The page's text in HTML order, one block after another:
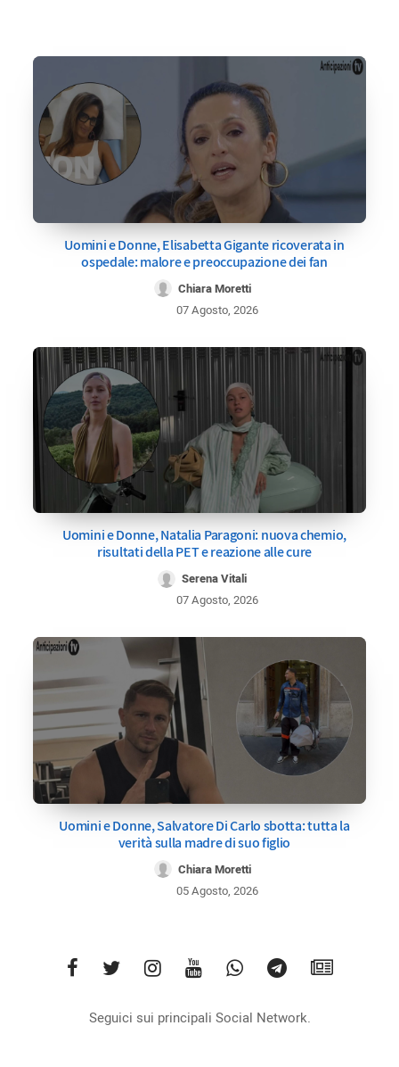
Uomini e Donne, Elisabetta Gigante ricoverata in
ospedale: malore e preoccupazione dei fan
Chiara Moretti
07 Agosto, 2026
Uomini e Donne, Natalia Paragoni: nuova chemio,
risultati della PET e reazione alle cure
Serena Vitali
07 Agosto, 2026
Uomini e Donne, Salvatore Di Carlo sbotta: tutta la
verità sulla madre di suo figlio
Chiara Moretti
05 Agosto, 2026
Seguici sui principali Social Network.